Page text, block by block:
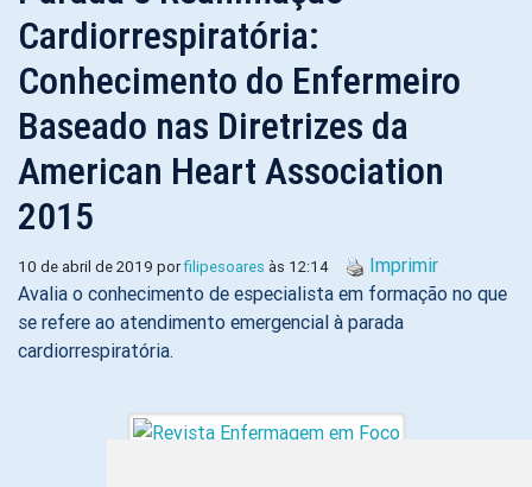
Cardiorrespiratória:
Conhecimento do Enfermeiro
Baseado nas Diretrizes da
American Heart Association
2015
10 de abril de 2019 porfilipesoares às 12:14
Imprimir
Avalia o conhecimento de especialista em formação no que
se refere ao atendimento emergencial à parada
cardiorrespiratória.